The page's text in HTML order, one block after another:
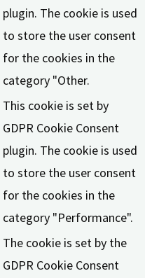
plugin. The cookie is used
to store the user consent
for the cookies in the
category "Other.
This cookie is set by
GDPR Cookie Consent
plugin. The cookie is used
to store the user consent
for the cookies in the
category "Performance".
The cookie is set by the
GDPR Cookie Consent